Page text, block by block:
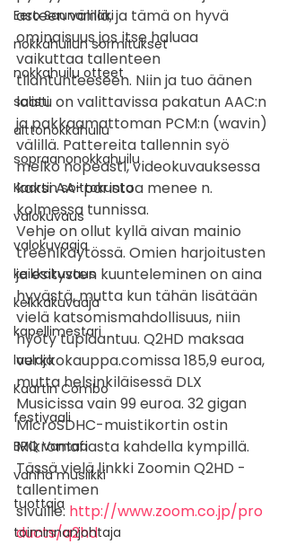
Eero Saunamäki
nokkahuilun sormitukset
nokkahuilu otteet
solisti
alttonokkahuilu
sopraanonokkahuilu
Kaartin soittokunta
valokuvaus
valokuvaaja
keikkakuvaus
keikkakuvaaja
kapellimestari
laulaja
Kaartin Combo
festivaali
BRQ Vantaa
vanha musiikki
tuottaja
toiminnanjohtaja
asteen välillä, ja tämä on hyvä
ominaisuus jos itse haluaa
vaikuttaa tallenteen
tilantunteeseen. Niin ja tuo äänen
laatu on valittavissa pakatun AAC:n
ja pakkaamattoman PCM:n (wavin)
välillä. Pattereita tallennin syö
melko nopeasti, videokuvauksessa
kaksi AA-paristoa menee n.
kolmessa tunnissa.
Vehje on ollut kyllä aivan mainio
treenikäytössä. Omien harjoitusten
ja esitysten kuunteleminen on aina
hyvästä, mutta kun tähän lisätään
vielä katsomismahdollisuus, niin
hyöty tuplaantuu. Q2HD maksaa
verkkokauppa.comissa 185,9 euroa,
mutta helsinkiläisessä DLX
Musicissa vain 99 euroa. 32 gigan
MicroSDHC-muistikortin ostin
Mikromafiasta kahdella kympillä.
Tässä vielä linkki Zoomin Q2HD -
tallentimen
sivuille: http://www.zoom.co.jp/pro
ducts/q2hd